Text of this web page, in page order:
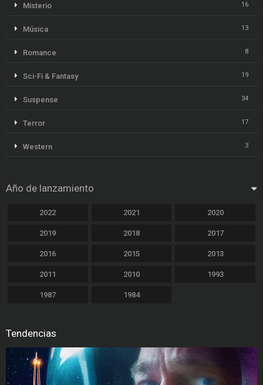
Misterio 16
Música 13
Romance 8
Sci-Fi & Fantasy 19
Suspense 34
Terror 17
Western 3
Año de lanzamiento
2022 2021 2020
2019 2018 2017
2016 2015 2013
2011 2010 1993
1987 1984
Tendencias